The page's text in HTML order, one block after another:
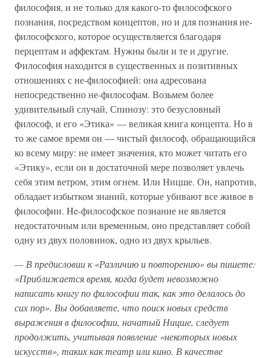
философия, и не только для какого-то философского
познания, посредством концептов, но и для познания не-
философского, которое осуществляется благодаря
перцептам и аффектам. Нужны были и те и другие.
Философия находится в существенных и позитивных
отношениях с не-философией: она адресована
непосредственно не-философам. Возьмем более
удивительный случай, Спинозу: это безусловный
философ, и его «Этика» — великая книга концепта. Но в
то же самое время он — чистый философ, обращающийся
ко всему миру: не имеет значения, кто может читать его
«Этику», если он в достаточной мере позволяет увлечь
себя этим ветром, этим огнем. Или Ницше. Он, напротив,
обладает избытком знаний, которые убивают все живое в
философии. He-философское познание не является
недостаточным или временным, оно представляет собой
одну из двух половинок, одно из двух крыльев.
— В предисловии к «Различию и повторению» вы пишете:
«Приближается время, когда будет невозможно
написать книгу по философии так, как это делалось до
сих пор». Вы добавляете, что поиск новых средств
выражения в философии, начатый Ницше, следует
продолжить, учитывая появление «некоторых новых
искусств», таких как театр или кино. В качестве